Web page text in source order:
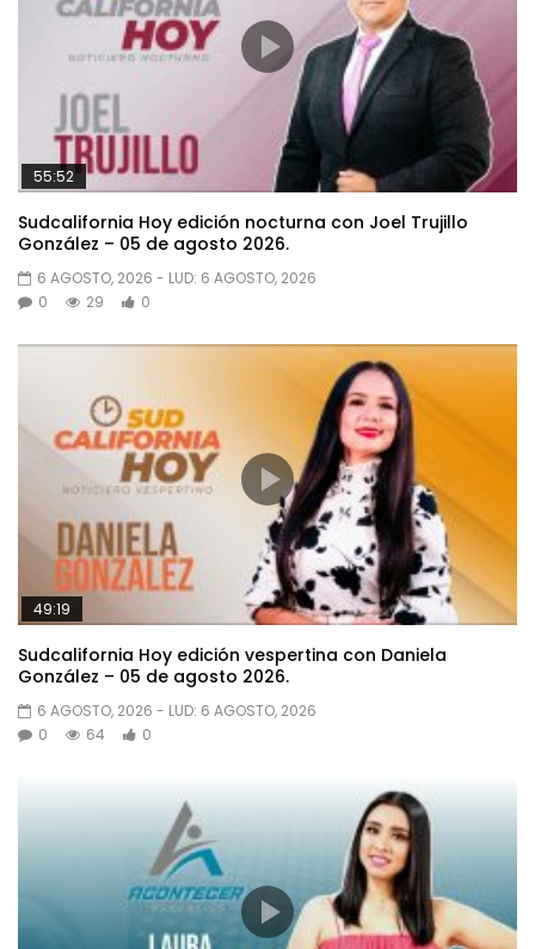
55:52
Sudcalifornia Hoy edición nocturna con Joel Trujillo
González – 05 de agosto 2026.
6 AGOSTO, 2026 - LUD: 6 AGOSTO, 2026
0
29 0
49:19
Sudcalifornia Hoy edición vespertina con Daniela
González – 05 de agosto 2026.
6 AGOSTO, 2026 - LUD: 6 AGOSTO, 2026
0
64 0